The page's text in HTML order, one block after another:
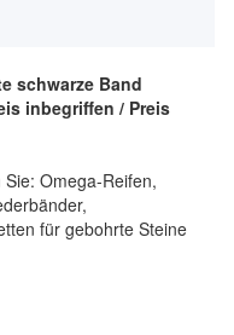
schwarze Band
inbegriffen / Preis
Omega-Reifen,
für gebohrte Steine